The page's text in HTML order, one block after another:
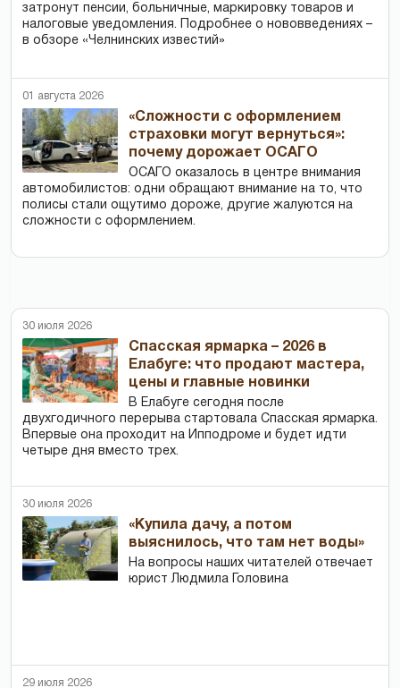
затронут пенсии, больничные, маркировку товаров и
налоговые уведомления. Подробнее о нововведениях –
в обзоре «Челнинских известий»
01 августа 2026
«Сложности с оформлением
страховки могут вернуться»:
почему дорожает ОСАГО
ОСАГО оказалось в центре внимания
автомобилистов: одни обращают внимание на то, что
полисы стали ощутимо дороже, другие жалуются на
сложности с оформлением.
30 июля 2026
Спасская ярмарка – 2026 в
Елабуге: что продают мастера,
цены и главные новинки
В Елабуге сегодня после
двухгодичного перерыва стартовала Спасская ярмарка.
Впервые она проходит на Ипподроме и будет идти
четыре дня вместо трех.
30 июля 2026
«Купила дачу, а потом
выяснилось, что там нет воды»
На вопросы наших читателей отвечает
юрист Людмила Головина
29 июля 2026